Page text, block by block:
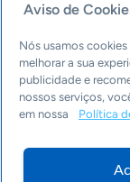
Últimas
Entre em
Editorias
Economia &
Inovação &
Aviso de
Nós usamos
melhorar a sua
publicidade e
nossos serviços,
em nossa
Política